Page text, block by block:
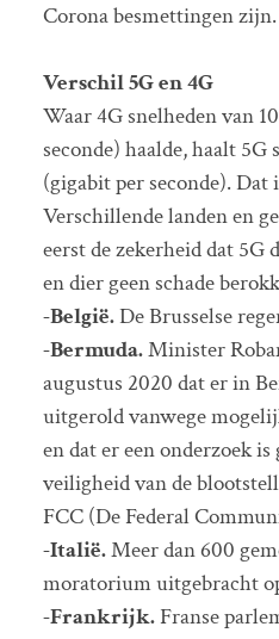
Corona besmettingen zijn.
Verschil 5G en 4G
Waar 4G snelheden van
seconde) haalde, haalt 5G
(gigabit per seconde). Dat
Verschillende landen en
eerst de zekerheid dat 5G
en dier geen schade
-België.De Brusselse
-Bermuda.Minister
augustus 2020 dat er in
uitgerold vanwege
en dat er een onderzoek is
veiligheid van de
FCC (De Federal
-Italië.Meer dan 600
moratorium uitgebracht
-Frankrijk.Franse